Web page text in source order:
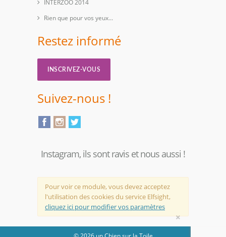
INTERZOO 2014
Rien que pour vos yeux...
Restez informé
INSCRIVEZ-VOUS
Suivez-nous !
Instagram, ils sont ravis et nous aussi !
Pour voir ce module, vous devez acceptez
l'utilisation des cookies du service Elfsight,
cliquez ici pour modifier vos paramètres
×